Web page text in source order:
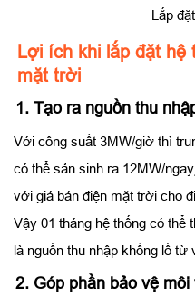
Lắp đặt khung
Lợi ích khi lắp đặt hệ
mặt trời
1. Tạo ra nguồn thu
Với công suất 3MW/giờ thì
có thể sản sinh ra 12MW/
với giá bán điện mặt trời cho
Vậy 01 tháng hệ thống có
là nguồn thu nhập khổng lồ từ
2. Góp phần bảo vệ